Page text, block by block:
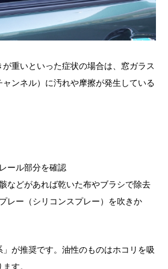
重いといった症状の場合は、窓ガラス
ンネル）に汚れや摩擦が発生している
ール部分を確認
などがあれば乾いた布やブラシで除去
レー（シリコンスプレー）を吹きか
が推奨です。油性のものはホコリを吸
す。